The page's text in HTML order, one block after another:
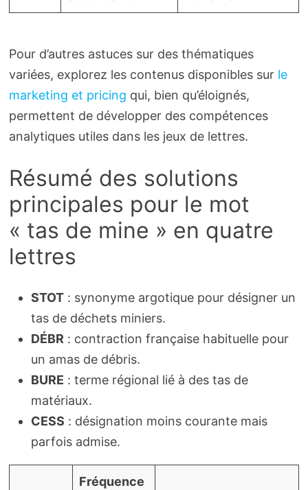
Pour d’autres astuces sur des thématiques
variées, explorez les contenus disponibles sur le
marketing et pricing qui, bien qu’éloignés,
permettent de développer des compétences
analytiques utiles dans les jeux de lettres.
Résumé des solutions
principales pour le mot
« tas de mine » en quatre
lettres
STOT: synonyme argotique pour désigner un
tas de déchets miniers.
DÉBR: contraction française habituelle pour
un amas de débris.
BURE : terme régional lié à des tas de
matériaux.
CESS : désignation moins courante mais
parfois admise.
Fréquence